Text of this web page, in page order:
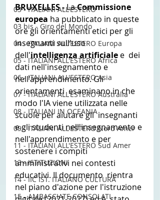
03 - ITALIANI ALL'ESTERO
03 bis - Giro del Mondo
04 - ITALIANI ALL'ESTERO Europa
05 - ITALIANI ALL'ESTERO Africa
06 - ITALIANI ALL'ESTERO Asia
07 - ITALIANI ALL'ESTERO Australia
08 - ITALIANI IN OCEANIA
09 - ITALIANI ALL'ESTERO Nord Amer
11 - ITALIANI ALL'ESTERO Sud Amer
13 - ISTITUZIONI
14 - IIC IST. ITALIANO CULTURA
15 - AMBASCIATE CONSOLATI
BRUXELLES - La Commissione
europea ha pubblicato in queste
ore gli orientamenti etici per gli
insegnanti sull'uso
dell'intelligenza artificiale e  dei
dati nell'insegnamento e
nell'apprendimento. Gli
orientamenti  esaminano in che
modo l'IA viene utilizzata nelle
scuole per aiutare gli  insegnanti
e gli studenti nell'insegnamento e
nell'apprendimento e per
sostenere i compiti
amministrativi nei contesti
educativi. Il documento  rientra
nel piano d'azione per l'istruzione